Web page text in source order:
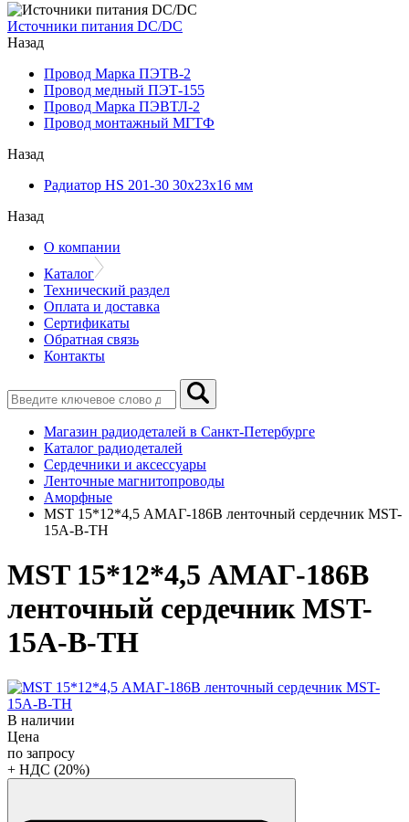
Источники питания DC/DC
Назад
Провод Марка ПЭТВ-2
Провод медный ПЭТ-155
Провод Марка ПЭВТЛ-2
Провод монтажный МГТФ
Назад
Радиатор HS 201-30 30х23х16 мм
Назад
О компании
Каталог
Технический раздел
Оплата и доставка
Сертификаты
Обратная связь
Контакты
Магазин радиодеталей в Санкт-Петербурге
Каталог радиодеталей
Сердечники и аксессуары
Ленточные магнитопроводы
Аморфные
MST 15*12*4,5 АМАГ-186В ленточный сердечник MST-
15A-B-TH
MST 15*12*4,5 АМАГ-186В
ленточный сердечник MST-
15A-B-TH
В наличии
Цена
по запросу
+ НДС (20%)